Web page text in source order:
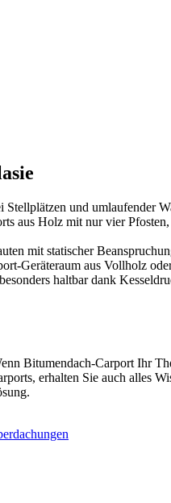
Bitumendach-Carport Ihr
erhalten Sie auch alles